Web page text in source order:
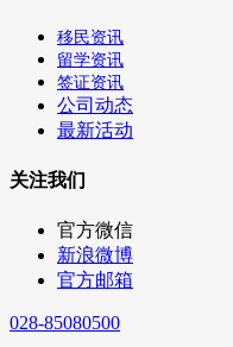
移民资讯
留学资讯
签证资讯
公司动态
最新活动
关注我们
官方微信
新浪微博
官方邮箱
028-85080500